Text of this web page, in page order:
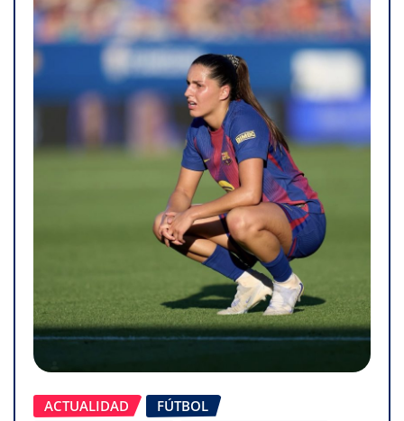
ACTUALIDAD
FÚTBOL